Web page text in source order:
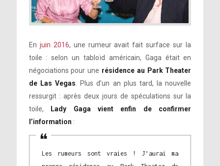
En juin 2016, une rumeur avait fait surface sur la
toile : selon un tabloïd américain, Gaga était en
négociations pour une résidence au Park Theater
de Las Vegas . Plus d’un an plus tard, la nouvelle
ressurgit : après deux jours de spéculations sur la
toile,
Lady Gaga vient enfin de confirmer
l’information :
Les rumeurs sont vraies ! J’aurai ma